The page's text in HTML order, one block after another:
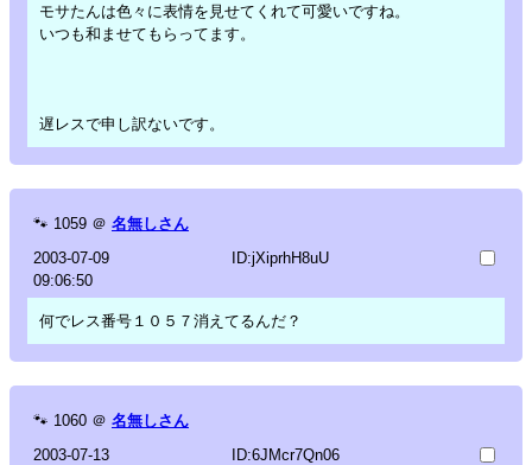
モサたんは色々に表情を見せてくれて可愛いですね。
いつも和ませてもらってます。
遅レスで申し訳ないです。
🐾 1059 ＠ 名無しさん
2003-07-09
09:06:50
ID:jXiprhH8uU
何でレス番号１０５７消えてるんだ？
🐾 1060 ＠ 名無しさん
2003-07-13
ID:6JMcr7Qn06